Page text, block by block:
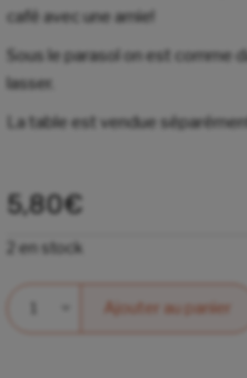
café avec une amie!
Sous le parasol on est comme
lasser.
La table est vendue
5,80€
2 en stock
Ajouter au panier